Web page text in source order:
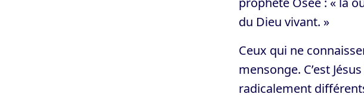
du Dieu vivant. »
Ceux qui ne
mensonge. C’est
radicalement